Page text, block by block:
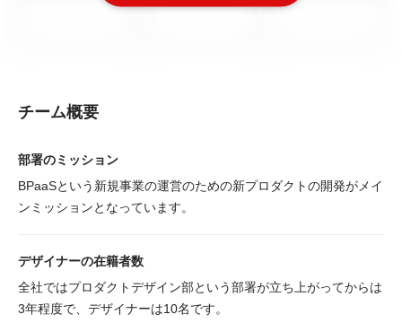
チーム概要
部署のミッション
BPaaSという新規事業の運営のための新プロダクトの開発がメイ
ンミッションとなっています。
デザイナーの在籍者数
全社ではプロダクトデザイン部という部署が立ち上がってからは
3年程度で、デザイナーは10名です。